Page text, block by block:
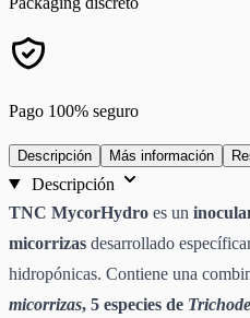
Pago 100% seguro
Descripción Más información
Descripción
TNC MycorHydro es un
micorrizas desarrollado
hidropónicas. Contiene una
micorrizas, 5 especies de